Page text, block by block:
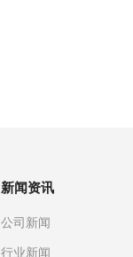
新闻资讯
公司新闻
行业新闻